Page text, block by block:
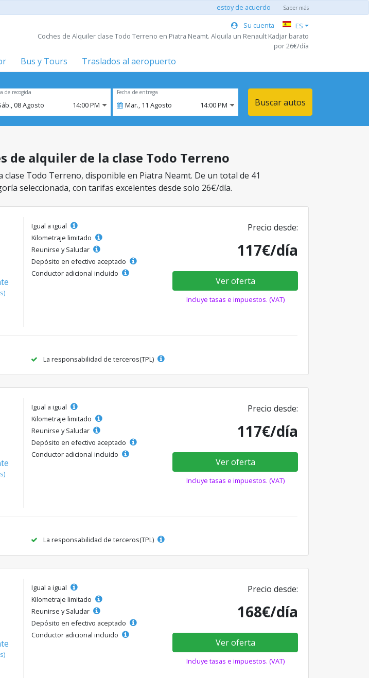
estoy de acuerdo Saber más
Su cuenta
ES
Coches de Alquiler clase Todo Terreno en Piatra Neamt. Alquila un Renault Kadjar barato
por 26€/día
Bus y Tours
Traslados al aeropuerto
de recogida
08Agosto 14:00 PM
Fecha de entrega
Mar., 11 Agosto 14:00 PM Buscar autos
de alquiler de la clase Todo Terreno
Todo Terreno, disponible en Piatra Neamt. De un total de 41
seleccionada, con tarifas excelentes desde solo 26€/día.
Igual a igual
Kilometraje limitado
Reunirse y Saludar
Depósito en efectivo aceptado
Conductor adicional incluido
Precio desde:
117€/día
Ver oferta
Incluye tasas e impuestos. (VAT)
La responsabilidad de terceros(TPL)
Igual a igual
Kilometraje limitado
Reunirse y Saludar
Depósito en efectivo aceptado
Conductor adicional incluido
Precio desde:
117€/día
Ver oferta
Incluye tasas e impuestos. (VAT)
La responsabilidad de terceros(TPL)
Igual a igual
Kilometraje limitado
Reunirse y Saludar
Depósito en efectivo aceptado
Conductor adicional incluido
Precio desde:
168€/día
Ver oferta
Incluye tasas e impuestos. (VAT)